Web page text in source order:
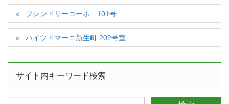
フレンドリーコーポ 101号
ハイツドマーニ新生町 202号室
サイト内キーワード検索